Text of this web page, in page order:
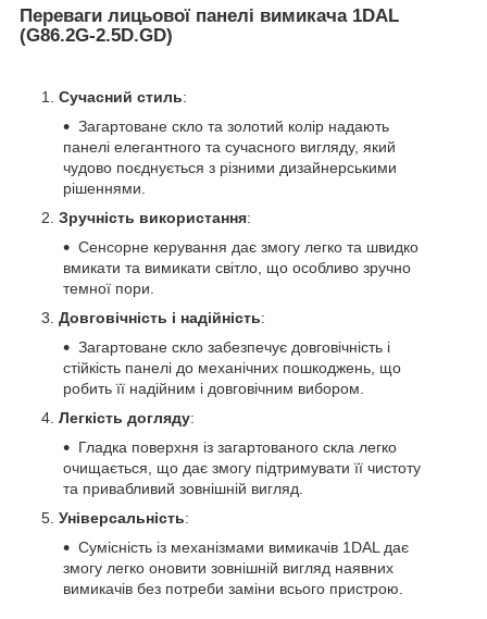
Переваги лицьової панелі вимикача 1DAL
(G86.2G-2.5D.GD)
Сучасний стиль:
Загартоване скло та золотий колір надають
панелі елегантного та сучасного вигляду, який
чудово поєднується з різними дизайнерськими
рішеннями.
Зручність використання:
Сенсорне керування дає змогу легко та швидко
вмикати та вимикати світло, що особливо зручно
темної пори.
Довговічність і надійність:
Загартоване скло забезпечує довговічність і
стійкість панелі до механічних пошкоджень, що
робить її надійним і довговічним вибором.
Легкість догляду:
Гладка поверхня із загартованого скла легко
очищається, що дає змогу підтримувати її чистоту
та привабливий зовнішній вигляд.
Універсальність:
Сумісність із механізмами вимикачів 1DAL дає
змогу легко оновити зовнішній вигляд наявних
вимикачів без потреби заміни всього пристрою.